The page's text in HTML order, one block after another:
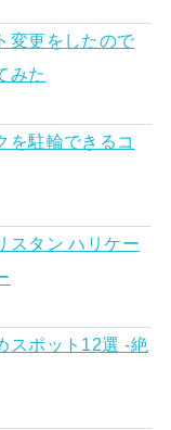
変更をしたので
みた
を駐輪できるコ
スタン ハリケー
スポット12選 -絶